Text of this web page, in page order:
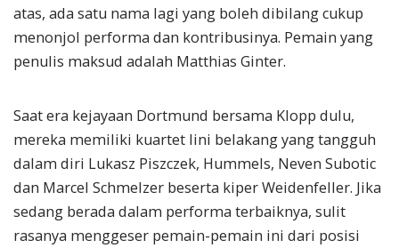
atas, ada satu nama lagi yang boleh dibilang cukup
menonjol performa dan kontribusinya. Pemain yang
penulis maksud adalah Matthias Ginter.
Saat era kejayaan Dortmund bersama Klopp dulu,
mereka memiliki kuartet lini belakang yang tangguh
dalam diri Lukasz Piszczek, Hummels, Neven Subotic
dan Marcel Schmelzer beserta kiper Weidenfeller. Jika
sedang berada dalam performa terbaiknya, sulit
rasanya menggeser pemain-pemain ini dari posisi